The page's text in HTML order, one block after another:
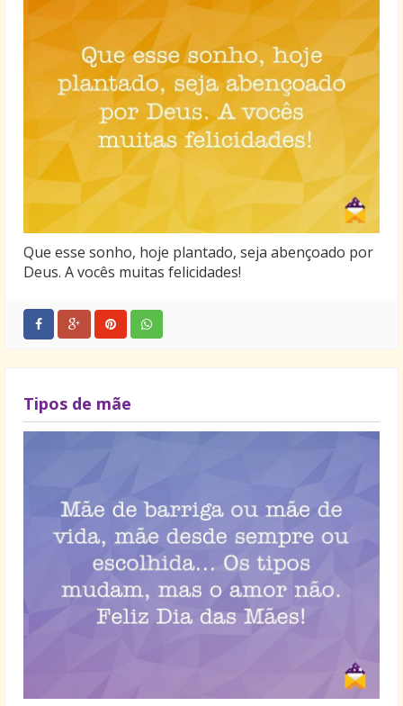
Que esse sonho, hoje plantado, seja abençoado por
Deus. A vocês muitas felicidades!
Tipos de mãe